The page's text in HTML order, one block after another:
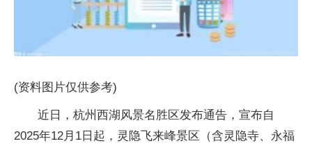
(资料图片仅供参考)
近日，杭州西湖风景名胜区发布通告，宣布自
2025年12月1日起，灵隐飞来峰景区（含灵隐寺、永福